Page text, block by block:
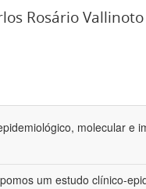
Rosário Vallinoto
molecular e
um estudo clínico-